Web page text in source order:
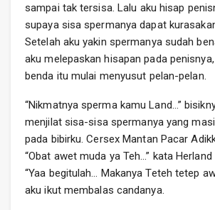
sampai tak tersisa. Lalu aku hisap
supaya sisa spermanya dapat
Setelah aku yakin spermanya sudah
aku melepaskan hisapan pada
benda itu mulai menyusut pelan-pelan.
“Nikmatnya sperma kamu Land…”
menjilat sisa-sisa spermanya yang
pada bibirku. Cersex Mantan Pacar
“Obat awet muda ya Teh…” kata
“Yaa begitulah… Makanya Teteh tetep
aku ikut membalas candanya.